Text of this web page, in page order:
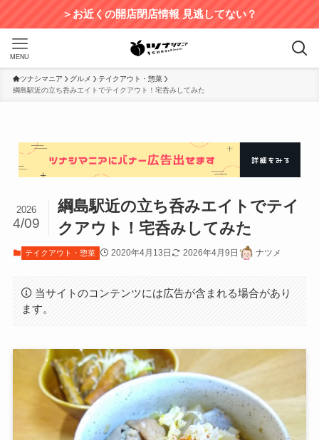
＞お近くの開店閉店情報 見逃してない？
MENU
ツナシマニア グルメ
テイクアウト・惣菜
綱島駅近の立ち呑みエイトでテイクアウト！宅呑みしてみた
綱島駅近の立ち呑みエイトでテイ
クアウト！宅呑みしてみた
2026
4/09
テイクアウト・惣菜 2020年4月13日 2026年4月9日 ナツメ
当サイトのコンテンツには広告が含まれる場合があり
ます。